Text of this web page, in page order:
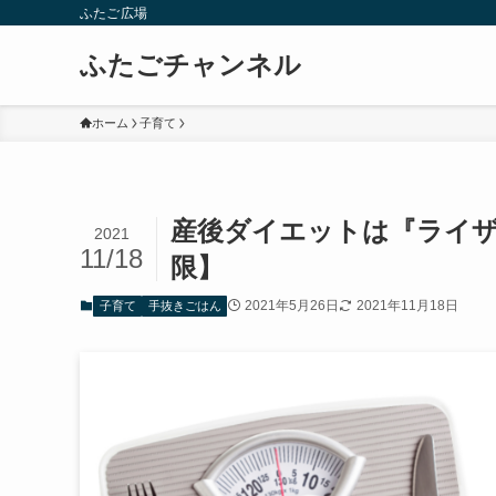
ふたご広場
ふたごチャンネル
ホーム 子育て
産後ダイエットは『ライ
限】
2021
11/18
子育て 手抜きごはん 2021年5月26日 2021年11月18日